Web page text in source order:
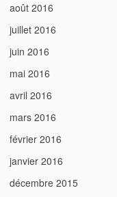
août 2016
juillet 2016
juin 2016
mai 2016
avril 2016
mars 2016
février 2016
janvier 2016
décembre 2015